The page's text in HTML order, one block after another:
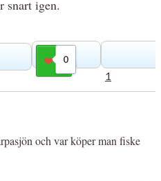
snart igen.
0
Gilla
1
och var köper man fiske